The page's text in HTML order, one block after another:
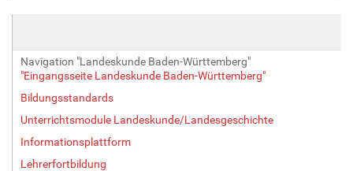
Navigation "Landeskunde Baden-Württemberg"
"Eingangsseite Landeskunde Baden-Württemberg"
Bildungsstandards
Unterrichtsmodule Landeskunde/Landesgeschichte
Informationsplattform
Lehrerfortbildung